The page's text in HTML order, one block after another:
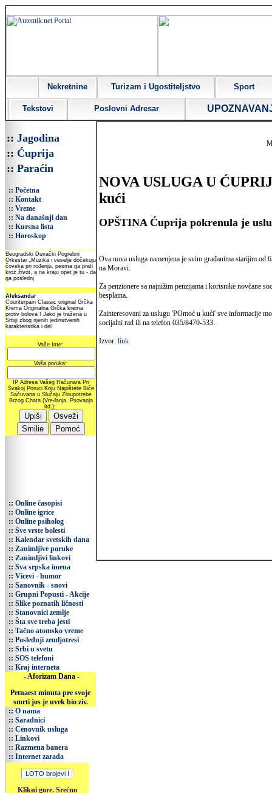
Nekretnine Turizam i Ugostiteljstvo Sport
Tekstovi Poslovni Adresar
:: Jagodina
:: Ćuprija
:: Paraćin
:: Početna
:: Kontakt
:: Vreme
:: Na današnji dan
:: Kursna lista
:: Horoskop
:: Online časopisi
:: Online igrice
:: Online psiholog
:: Sve vrste bolesti
:: Kalendar svetskih dana
:: Zanimljive poruke
:: Zanimljivi linkovi
:: Sva srpska imena
:: Vicevi - humor
:: Sanovnik - snovi
:: Grupni Popusti - Akcije
:: Slike poznatih ličnosti
:: Stanovnici zemlje
:: Šta sve treba jesti
:: Tačno atomsko vreme
:: Poslednji zemljotresi
:: Srbi u svetu
:: SOS telefoni
:: Kraj interneta
- Aforizam Dana -
Petnaest minuta pre svoje
smrti jos je uvek bio ziv.
:: O nama
:: Saradnici
:: Cenovnik usluga
:: Linkovi
:: Razmena banera
:: Internet zarada
Klikni gore. Srećno
NOVA USLUGA U
kući
OPŠTINA Ćuprija pokrenula je
Ova nova usluga namenjena je svim građanima starijim od
na Moravi.
Za penzionere sa najnižim penzijama i korisnike novčane
besplatna.
Zainteresovani za uslugu 'POmoć u kući' sve informacije
socijalni rad ili na telefon 035/8470-533.
Izvor: link